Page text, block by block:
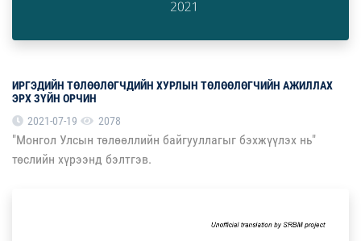
ИРГЭДИЙН ТӨЛӨӨЛӨГЧДИЙН ХУРЛЫН ТӨЛӨӨЛӨГЧИЙН АЖИЛЛАХ
ЭРХ ЗҮЙН ОРЧИН
2021-07-19
2078
"Монгол Улсын төлөөллийн байгууллагыг бэхжүүлэх нь"
төслийн хүрээнд бэлтгэв.